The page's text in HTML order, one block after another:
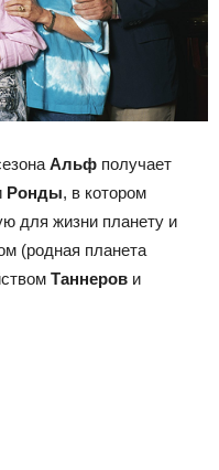
Альф получает
Ронды, в котором
для жизни планету и
(родная планета
Таннеров и